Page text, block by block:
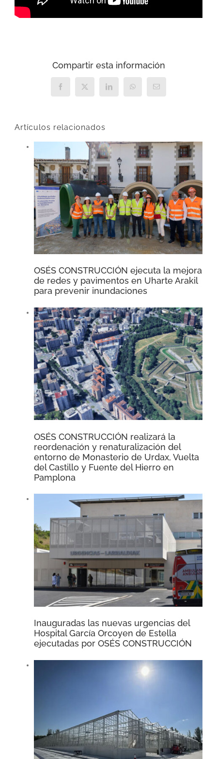
Compartir esta información
FacebookX LinkedInWhatsAppCorreo
Artículos relacionados
OSÉS CONSTRUCCIÓN ejecuta la mejora
de redes y pavimentos en Uharte Arakil
para prevenir inundaciones
OSÉS CONSTRUCCIÓN realizará la
reordenación y renaturalización del
entorno de Monasterio de Urdax, Vuelta
del Castillo y Fuente del Hierro en
Pamplona
Inauguradas las nuevas urgencias del
Hospital García Orcoyen de Estella
ejecutadas por OSÉS CONSTRUCCIÓN